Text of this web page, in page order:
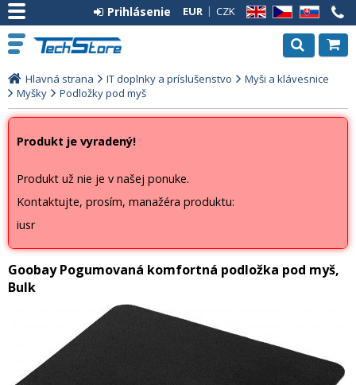
EN CZ SK
EUR CZK
Prihlásenie
Hlavná strana IT doplnky a príslušenstvo
Myši a klávesnice
Myšky
Podložky pod myš
Produkt je vyradený!
Produkt už nie je v našej ponuke.
Kontaktujte, prosím, manažéra produktu:
iusr
Goobay Pogumovaná komfortná podložka pod myš,
Bulk